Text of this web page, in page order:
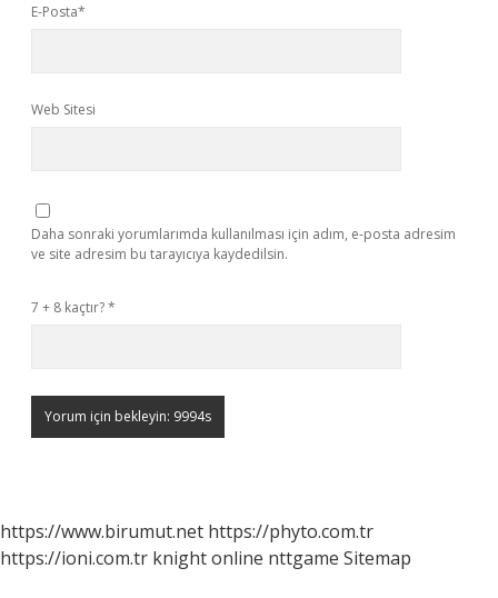
E-Posta*
Web Sitesi
Daha sonraki yorumlarımda kullanılması için adım, e-posta adresim
ve site adresim bu tarayıcıya kaydedilsin.
7 + 8 kaçtır?*
https://www.birumut.net https://phyto.com.tr
https://ioni.com.tr knight online nttgame Sitemap